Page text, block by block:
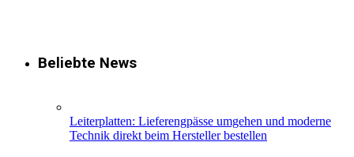
Beliebte News
Leiterplatten: Lieferengpässe umgehen und moderne
Technik direkt beim Hersteller bestellen